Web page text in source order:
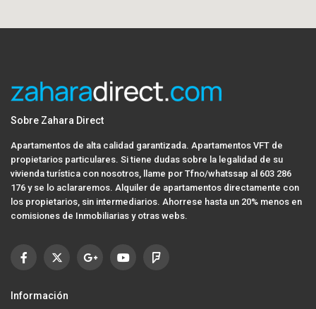
Sobre Zahara Direct
Apartamentos de alta calidad garantizada. Apartamentos VFT de
propietarios particulares. Si tiene dudas sobre la legalidad de su
vivienda turística con nosotros, llame por Tfno/whatssap al 603 286
176 y se lo aclararemos. Alquiler de apartamentos directamente con
los propietarios, sin intermediarios. Ahorrese hasta un 20% menos en
comisiones de Inmobiliarias y otras webs.
Información